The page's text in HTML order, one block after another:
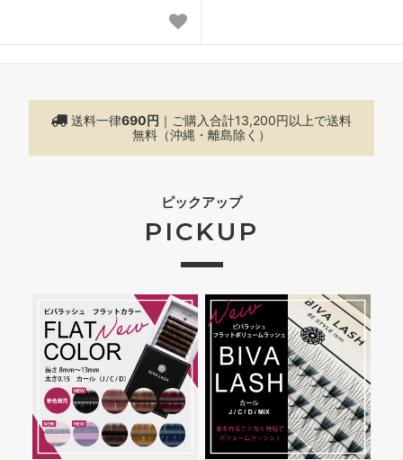
送料一律690円 ｜ご購入合計13,200円以上で送料
無料（沖縄・離島除く）
ピックアップ
PICKUP